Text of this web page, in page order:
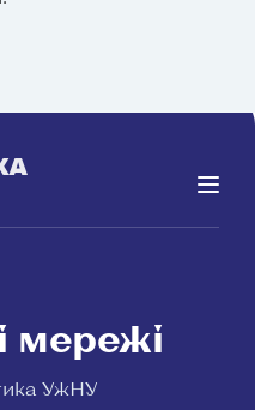
мережі
УжНУ